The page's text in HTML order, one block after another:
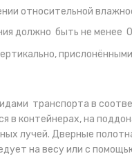
относительной
должно быть не менее
транспорта в
в контейнерах, на
лучей. Дверные
на весу или с